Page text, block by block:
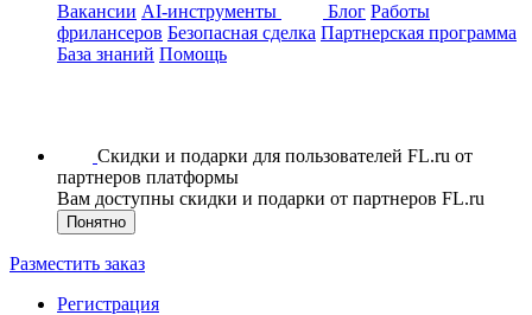
Вакансии AI-инструменты Блог Работы
фрилансеров Безопасная сделка Партнерская программа
База знаний Помощь
Скидки и подарки для пользователей FL.ru от
партнеров платформы
Вам доступны скидки и подарки от партнеров FL.ru
Понятно
Разместить заказ
Регистрация